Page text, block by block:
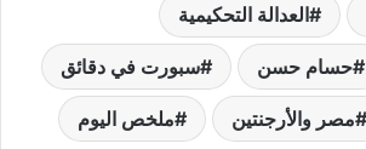
العدالة التحكيمية
حسام حسن سبورت في دقائق
مصر والأرجنتين ملخص اليوم